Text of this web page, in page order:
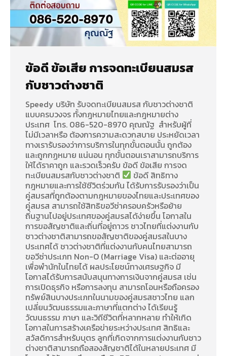
ข้อดี ข้อเสีย การจดทะเบียนสมรส
กับชาวต่างชาติ
Speedy บริษัท รับจดทะเบียนสมรส กับชาวต่างชาติ
แบบครบวงจร ทั้งกฎหมายไทยและกฎหมายต่าง
ประเทศ โทร. 086-520-8970 คุณณัฐ สำหรับผู้ที่
ไม่มีเวลาหรือ ต้องการความสะดวกสบาย ประหยัดเวลา
ทางเรารับรองว่าการบริการในทุกขั้นตอนนั้น ถูกต้อง
และถูกกฏหมาย แน่นอน ทุกขั้นตอนเราสามารถบริการ
ให้ได้ราคาถูก และรวดเร็วครับ ข้อดี ข้อเสีย การจด
ทะเบียนสมรสกับชาวต่างชาติ
ข้อดี สิทธิทาง
กฎหมายและการใช้ชีวิตร่วมกัน ได้รับการรับรองว่าเป็น
คู่สมรสที่ถูกต้องตามกฎหมายของไทยและประเทศของ
คู่สมรส สามารถใช้สิทธิขอวีซ่าครอบครัวหรือย้าย
ถิ่นฐานไปอยู่ประเทศของคู่สมรสได้ง่ายขึ้น โอกาสใน
การขอสัญชาติและถิ่นที่อยู่ถาวร ชาวไทยที่แต่งงานกับ
ชาวต่างชาติสามารถขอสัญชาติของคู่สมรสในบาง
ประเทศได้ ชาวต่างชาติที่แต่งงานกับคนไทยสามารถ
ขอวีซ่าประเภท Non-O (Marriage Visa) และต่ออายุ
เพื่อพำนักในไทยได้ ผลประโยชน์ทางเศรษฐกิจ มี
โอกาสได้รับการสนับสนุนทางการเงินจากคู่สมรส เช่น
การเปิดธุรกิจ หรือการลงทุน สามารถโอนหรือถือครอง
ทรัพย์สินบางประเภทในนามของคู่สมรสชาวไทย แลก
เปลี่ยนวัฒนธรรมและภาษาที่แตกต่าง ได้เรียนรู้
วัฒนธรรม ภาษา และวิถีชีวิตที่หลากหลาย ทำให้เกิด
โอกาสในการสร้างเครือข่ายระหว่างประเทศ สิทธิและ
สวัสดิการสำหรับบุตร ลูกที่เกิดจากการแต่งงานกับชาว
ต่างชาติสามารถถือสองสัญชาติได้ในหลายประเทศ มี